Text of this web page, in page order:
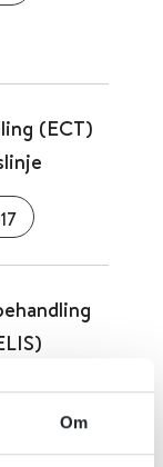
Om
(ECT)
2024